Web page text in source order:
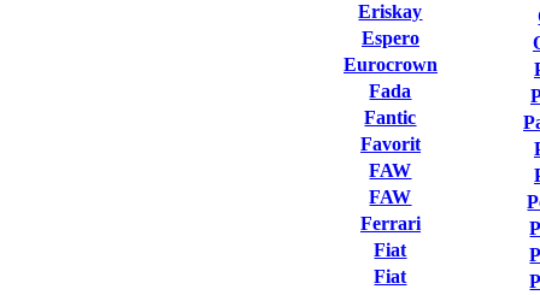
Eriskay
Espero
Eurocrown
Fada
Fantic
Favorit
FAW
FAW
Ferrari
Fiat
Fiat